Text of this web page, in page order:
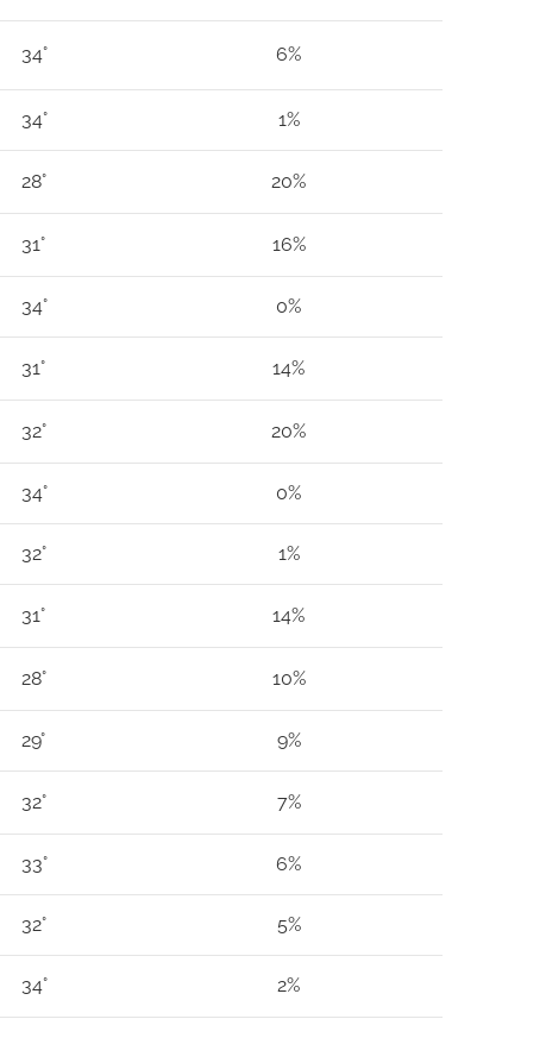
34° 6%
34° 1%
28° 20%
31° 16%
34° 0%
31° 14%
32° 20%
34° 0%
32° 1%
31° 14%
28° 10%
29° 9%
32° 7%
33° 6%
32° 5%
34° 2%